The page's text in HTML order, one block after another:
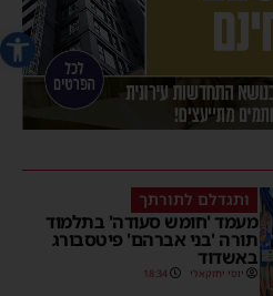
פתח
ותגדלם לתורתך
מעמד 'חומש סעודה' בתלמוד
תורה 'בני אברהם' פיטסבורג
באשדוד
יוסי יחזקאלי 18:34